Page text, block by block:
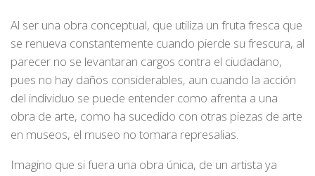
Al ser una obra conceptual, que utiliza un fruta fresca que
se renueva constantemente cuando pierde su frescura, al
parecer no se levantaran cargos contra el ciudadano,
pues no hay daños considerables, aun cuando la acción
del individuo se puede entender como afrenta a una
obra de arte, como ha sucedido con otras piezas de arte
en museos, el museo no tomara represalias.
Imagino que si fuera una obra única, de un artista ya